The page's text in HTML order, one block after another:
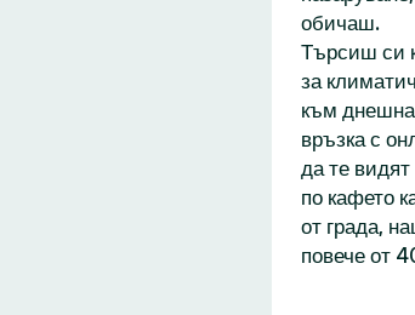
обичаш.
Търсиш си
за
към днешна
връзка с
да те
по кафето
от града,
повече от